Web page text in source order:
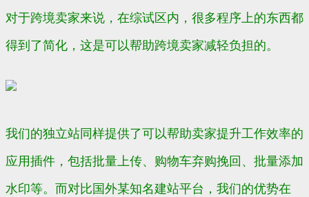
对于跨境卖家来说，在综试区内，很多程序上的东西都
得到了简化，这是可以帮助跨境卖家减轻负担的。
我们的独立站同样提供了可以帮助卖家提升工作效率的
应用插件，包括批量上传、购物车弃购挽回、批量添加
水印等。而对比国外某知名建站平台，我们的优势在